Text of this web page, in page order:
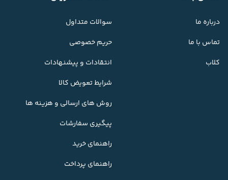
درباره ما
تماس با ما
کلاب
سوالات متداول
حریم خصوصی
انتقادات و پیشنهادات
شرایط تعویض کالا
روش های ارسالی و هزینه ها
پیگیری سفارشات
راهنمای خرید
راهنمای پرداخت